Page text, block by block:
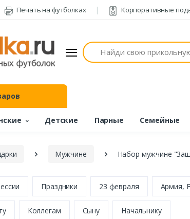
Печать на футболках Корпоративные
Поиск
Детские Парные Семейные
Мужчине Набор мужчине
Праздники 23 февраля Армия,
Коллегам Сыну Начальнику